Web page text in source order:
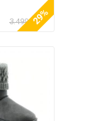
3.499,0029%